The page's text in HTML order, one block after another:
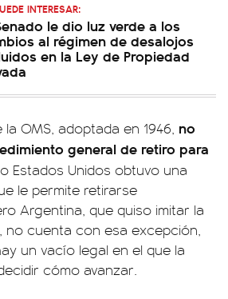
INTERESAR:
le dio luz verde a los
al régimen de desalojos
en la Ley de Propiedad
OMS, adoptada en 1946, no
general de retiro para
Estados Unidos obtuvo una
le permite retirarse
Argentina, que quiso imitar la
no cuenta con esa excepción,
un vacío legal en el que la
cómo avanzar.